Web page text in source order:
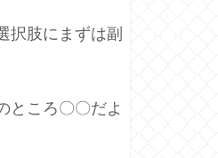
択肢にまずは副
ところ〇〇だよ